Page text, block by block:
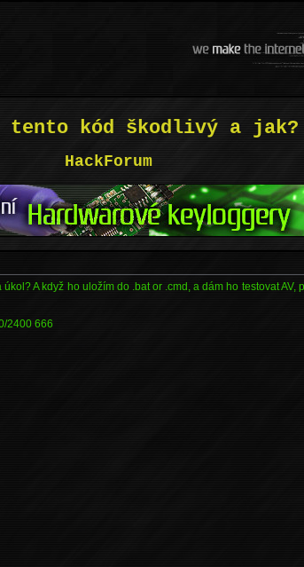
tento kód škodlivý a jak?
HackForum
A když ho uložím do .bat or .cmd, a dám ho testovat AV,
2400 666